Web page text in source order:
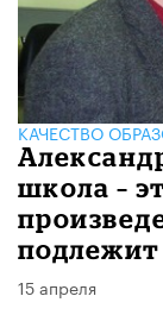
КАЧЕСТВО
школа –
15 апреля